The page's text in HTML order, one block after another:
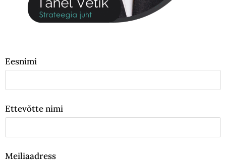
Eesnimi
Ettevõtte nimi
Meiliaadress